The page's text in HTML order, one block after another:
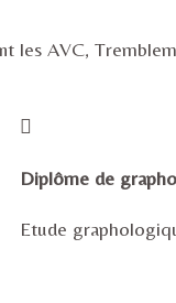
AVC,
Diplôme de
Etude